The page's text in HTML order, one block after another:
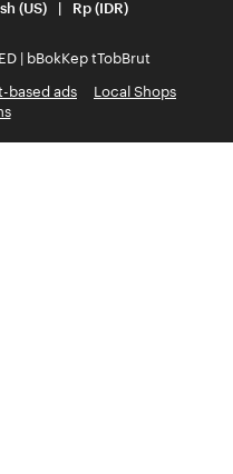
(US) | Rp (IDR)
| bBokKep tTobBrut
based ads
Local Shops